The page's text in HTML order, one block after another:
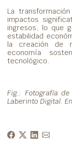
La
impactos
ingresos, lo que
estabilidad
la creación de
economía
tecnológico.
Fig.: Fotografía
Laberinto Digital.